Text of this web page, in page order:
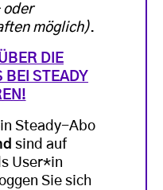
oder
möglich).
DIE
BEI STEADY
Steady-Abo
sind auf
User*in
Sie sich